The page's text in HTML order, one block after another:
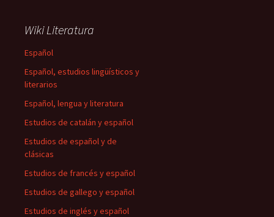
Wiki Literatura
Español
Español, estudios lingüísticos y
literarios
Español, lengua y literatura
Estudios de catalán y español
Estudios de español y de
clásicas
Estudios de francés y español
Estudios de gallego y español
Estudios de inglés y español